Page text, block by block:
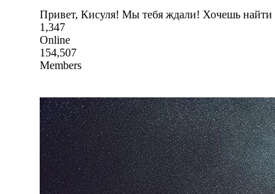
Привет, Кисуля! Мы тебя ждали! Хочешь найти
1,347
Online
154,507
Members